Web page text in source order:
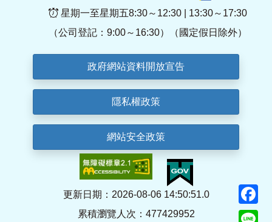
星期一至星期五8:30～12:30 | 13:30～17:30
（公司登記：9:00～16:30）（國定假日除外）
政府網站資料開放宣告
隱私權政策
網站安全政策
更新日期：2026-08-06 14:50:51.0
累積瀏覽人次：477429952